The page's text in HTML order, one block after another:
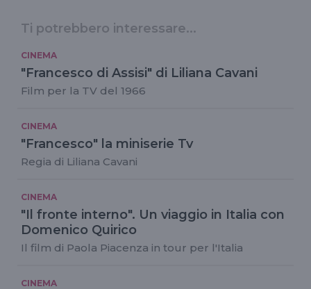
Ti potrebbero interessare...
CINEMA
"Francesco di Assisi" di Liliana Cavani
Film per la TV del 1966
CINEMA
"Francesco" la miniserie Tv
Regia di Liliana Cavani
CINEMA
"Il fronte interno". Un viaggio in Italia con
Domenico Quirico
Il film di Paola Piacenza in tour per l'Italia
CINEMA